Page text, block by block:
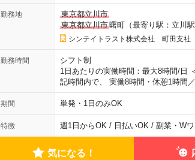
勤務地
東京都立川市
東京都立川市曙町（最寄り駅：立川駅
シンテイトラスト株式会社 町田支社
勤務時間
シフト制
1日あたりの実働時間：最大8時間/日
記時間内で、 実働8時間・休憩1時間
期間 単発・1日のみOK
特徴 週1日からOK / 日払いOK / 副業・W
気になる！